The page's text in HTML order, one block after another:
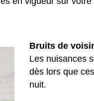
Bruits de
Les nuisances
dès lors que
nuit.